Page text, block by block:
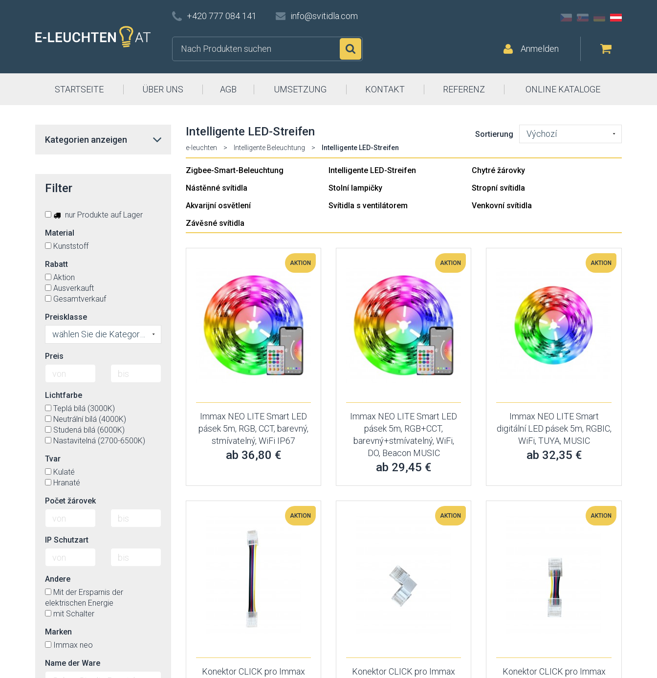
+420 777 084 141 info@svitidla.com
Anmelden
STARTSEITE ÜBER UNS AGB UMSETZUNG KONTAKT REFERENZ ONLINE KATALOGE
Intelligente LED-Streifen
e-leuchten > Intelligente Beleuchtung > Intelligente LED-Streifen
Sortierung Výchozí
Zigbee-Smart-Beleuchtung Intelligente LED-Streifen
Chytré žárovky
Nástěnné svítidla
Stolní lampičky
Stropní svítidla
Akvarijní osvětlení
Svítidla s ventilátorem
Venkovní svítidla
Závěsné svítidla
AKTION
Immax NEO LITE Smart LED
pásek 5m, RGB, CCT, barevný,
stmívatelný, WiFi IP67
ab 36,80 €
AKTION
Immax NEO LITE Smart LED
pásek 5m, RGB+CCT,
barevný+stmívatelný, WiFi,
DO, Beacon MUSIC
ab 29,45 €
AKTION
Immax NEO LITE Smart
digitální LED pásek 5m, RGBIC,
WiFi, TUYA, MUSIC
ab 32,35 €
AKTION
Konektor CLICK pro Immax
AKTION
Konektor CLICK pro Immax
AKTION
Konektor CLICK pro Immax
Kategorien anzeigen
Filter
nur Produkte auf Lager
Material
Kunststoff
Rabatt
Aktion
Ausverkauft
Gesamtverkauf
Preisklasse
Preis
Lichtfarbe
Teplá bílá (3000K)
Neutrální bílá (4000K)
Studená bílá (6000K)
Nastavitelná (2700-6500K)
Tvar
Kulaté
Hranaté
Počet žárovek
IP Schutzart
Andere
Mit der Ersparnis der
elektrischen Energie
mit Schalter
Marken
Immax neo
Name der Ware